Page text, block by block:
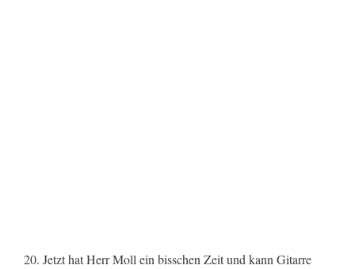
20. Jetzt hat Herr Moll ein bisschen Zeit und kann Gitarre